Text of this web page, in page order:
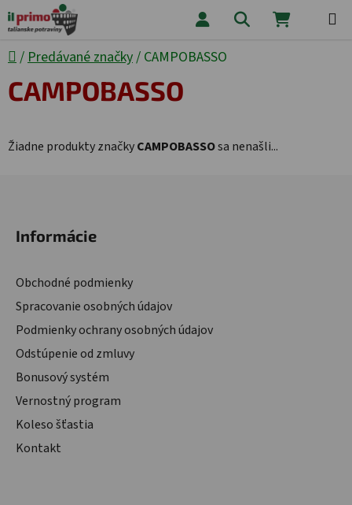
Prejsť na obsah Hľadať
Domov
/ Predávané značky/ CAMPOBASSO
CAMPOBASSO
Žiadne produkty značkyCAMPOBASSOsa nenašli...
Informácie
Obchodné podmienky
Spracovanie osobných údajov
Podmienky ochrany osobných údajov
Odstúpenie od zmluvy
Bonusový systém
Vernostný program
Koleso šťastia
Kontakt